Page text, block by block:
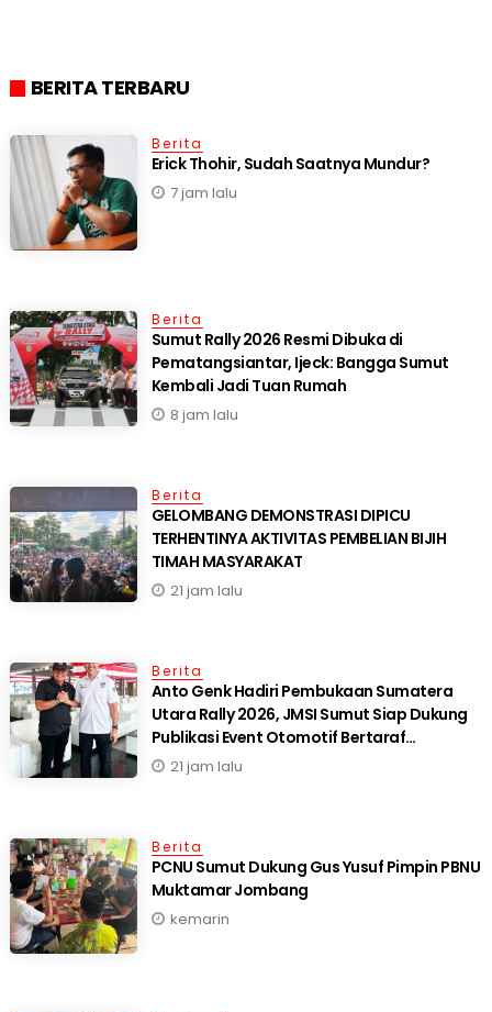
BERITA TERBARU
Berita
Erick Thohir, Sudah Saatnya Mundur?
7 jam lalu
Berita
Sumut Rally 2026 Resmi Dibuka di
Pematangsiantar, Ijeck: Bangga Sumut
Kembali Jadi Tuan Rumah
8 jam lalu
Berita
GELOMBANG DEMONSTRASI DIPICU
TERHENTINYA AKTIVITAS PEMBELIAN BIJIH
TIMAH MASYARAKAT
21 jam lalu
Berita
Anto Genk Hadiri Pembukaan Sumatera
Utara Rally 2026, JMSI Sumut Siap Dukung
Publikasi Event Otomotif Bertaraf
Internasional*
21 jam lalu
Berita
PCNU Sumut Dukung Gus Yusuf Pimpin PBNU
Muktamar Jombang
kemarin